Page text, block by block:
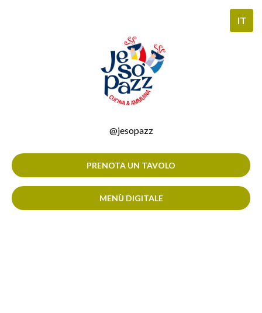
@jesopazz
PRENOTA UN TAVOLO
MENÙ DIGITALE